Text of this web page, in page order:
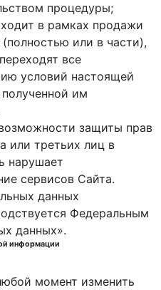
процедуры;
в рамках продажи
или в части),
все
условий настоящей
им
защиты прав
или третьих лиц в
нарушает
сервисов Сайта.
данных
Федеральным
данных».
информации
момент изменить